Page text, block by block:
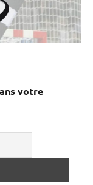
votre